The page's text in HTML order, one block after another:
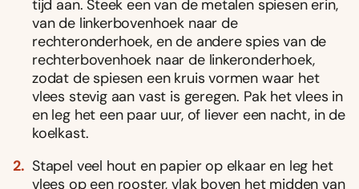
tijd aan. Steek een van de metalen spiesen erin,
van de linkerbovenhoek naar de
rechteronderhoek, en de andere spies van de
rechterbovenhoek naar de linkeronderhoek,
zodat de spiesen een kruis vormen waar het
vlees stevig aan vast is geregen. Pak het vlees in
en leg het een paar uur, of liever een nacht, in de
koelkast.
Stapel veel hout en papier op elkaar en leg het
vlees op een rooster, vlak boven het midden van